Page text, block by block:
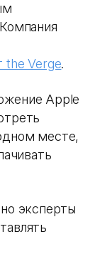
the Verge.
Apple
месте,
эксперты